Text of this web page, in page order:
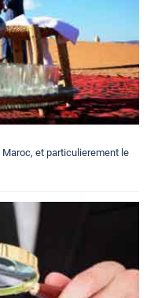
et particulierement le